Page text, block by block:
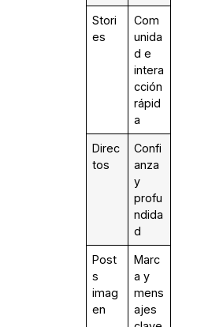
Stori
es
Com
unida
d e
intera
cción
rápid
a
Direc
tos
Confi
anza
y
profu
ndida
d
Post
s
imag
en
Marc
a y
mens
ajes